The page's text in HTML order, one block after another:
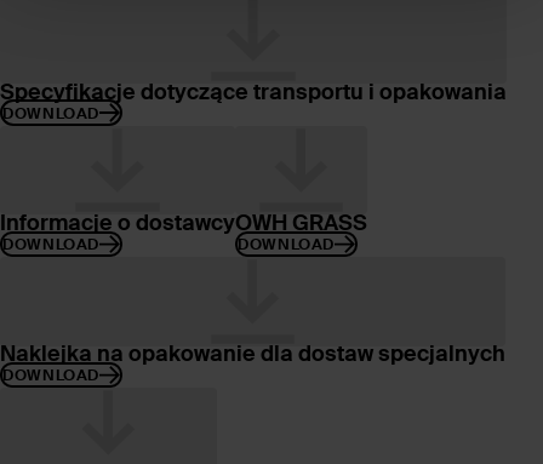
Specyfikacje dotyczące transportu i opakowania
DOWNLOAD
Informacje o dostawcy
DOWNLOAD
OWH GRASS
DOWNLOAD
Naklejka na opakowanie dla dostaw specjalnych
DOWNLOAD